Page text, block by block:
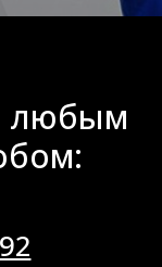
любым